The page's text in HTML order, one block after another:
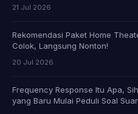
21 Jul 2026
Rekomendasi Paket Home
Colok, Langsung Nonton!
20 Jul 2026
Frequency Response Itu Apa,
yang Baru Mulai Peduli Soal